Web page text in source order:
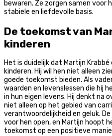
bewaren. Ze zorgen samen voor
stabiele en liefdevolle basis.
De toekomst van
kinderen
Het is duidelijk dat Martijn
kinderen. Hij wil hen niet alleen
goede toekomst bieden. Als
waarden en levenslessen die hij
in hun eigen levens. Hij denkt na
niet alleen op het gebied van
verantwoordelijkheid en geluk.
voor hen open, en Martijn hoopt
toekomst op een positieve